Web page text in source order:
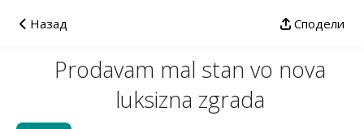
Назад Сподели
Prodavam mal stan vo nova
luksizna zgrada